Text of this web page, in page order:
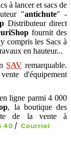
à lancer et sacs de
"antichute" -
Distributeur direct
fournit des
compris les Sacs à
en hauteur...
SAVremarquable.
d'équipement
en ligne parmi 4 000
, la boutique des
de la vente à
40/ Courriel